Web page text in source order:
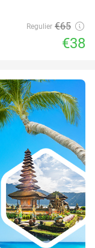
Regulier €65
€38